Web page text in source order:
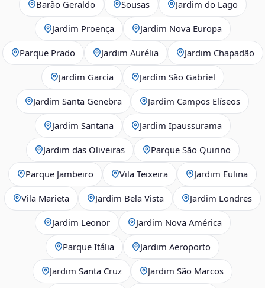
Barão Geraldo Sousas Jardim do Lago
Jardim Proença Jardim Nova Europa
Parque Prado Jardim Aurélia Jardim Chapadão
Jardim Garcia Jardim São Gabriel
Jardim Santa Genebra Jardim Campos Elíseos
Jardim Santana Jardim Ipaussurama
Jardim das Oliveiras Parque São Quirino
Parque Jambeiro Vila Teixeira Jardim Eulina
Vila Marieta Jardim Bela Vista Jardim Londres
Jardim Leonor Jardim Nova América
Parque Itália Jardim Aeroporto
Jardim Santa Cruz Jardim São Marcos